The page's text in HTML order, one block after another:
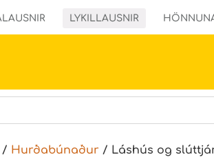
LYKILLAUSNIR
/ Hurðabúnaður / Láshús og